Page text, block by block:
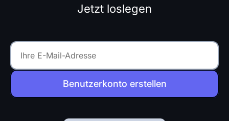
Jetzt loslegen
Benutzerkonto erstellen